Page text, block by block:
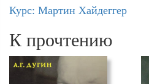
Курс: Мартин Хайдеггер
К прочтению